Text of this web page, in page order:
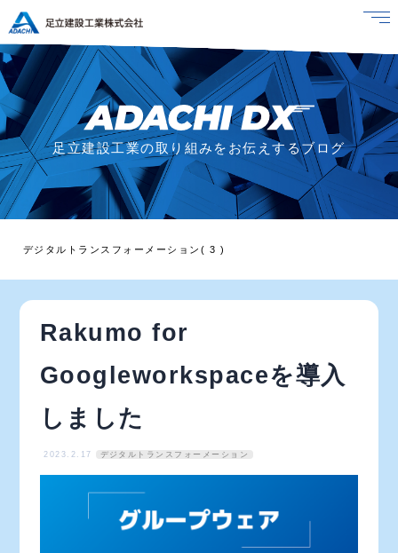
足立建設工業の取り組みをお伝えするブログ
Rakumo for
Googleworkspaceを導入
しました
2023.2.17 デジタルトランスフォーメーション
デジタルトランスフォーメーション( 3 )